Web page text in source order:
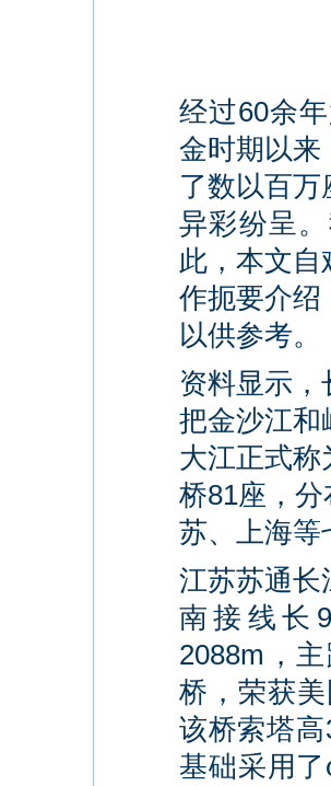
经过60余
金时期以来
了数以百
异彩纷呈
此，本文
作扼要介绍
以供参考。
资料显示
把金沙江和
大江正式
桥81座，
苏、上海等
江苏苏通长
南接线长
2088m，
桥，荣获
该桥索塔
基础采用